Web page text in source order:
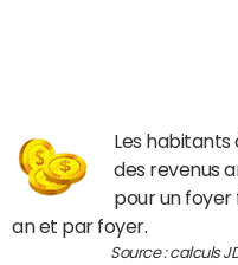
Les
des revenus
pour un foyer
an et par foyer.
Source : calculs